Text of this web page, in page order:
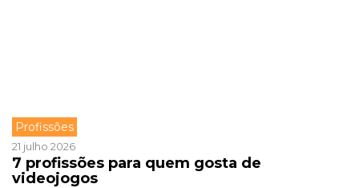
Profissões
21 julho 2026
7 profissões para quem gosta de
videojogos